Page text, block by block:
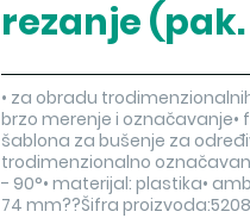
rezanje (pak.
• za obradu
brzo merenje i
šablona za bušenje za
trodimenzionalno
- 90°• materijal: plastika•
74 mm??Šifra